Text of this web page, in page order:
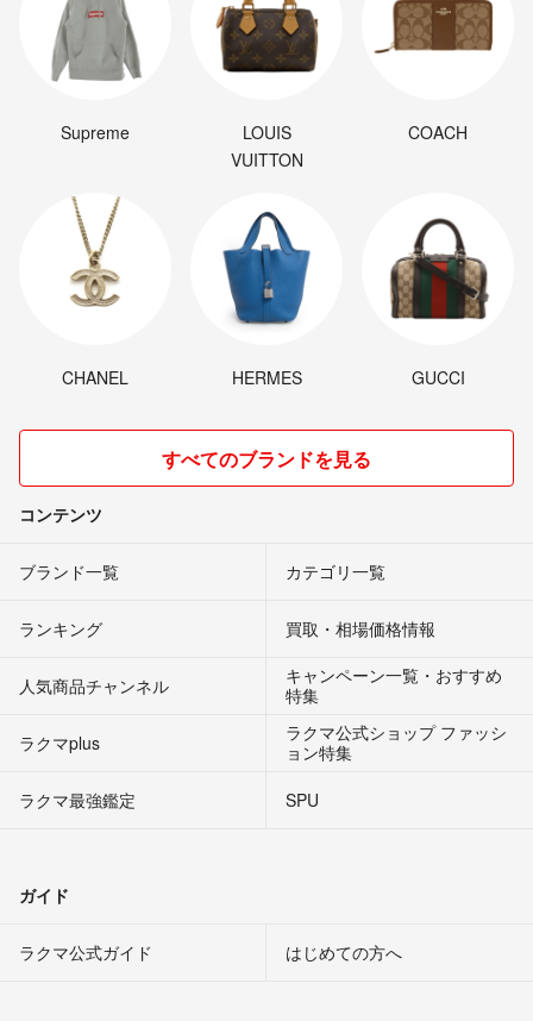
Supreme
LOUIS
VUITTON
COACH
CHANEL HERMES GUCCI
すべてのブランドを見る
コンテンツ
ブランド一覧 カテゴリ一覧
ランキング 買取・相場価格情報
人気商品チャンネル
キャンペーン一覧・おすすめ
特集
ラクマplus
ラクマ公式ショップ ファッシ
ョン特集
ラクマ最強鑑定
SPU
ガイド
ラクマ公式ガイド はじめての方へ